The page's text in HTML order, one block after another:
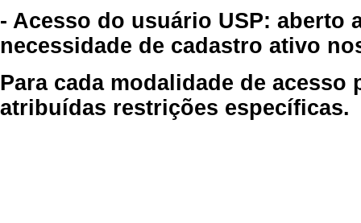
- Acesso do usuário USP: aberto
necessidade de cadastro ativo
Para cada modalidade de
atribuídas restrições específicas.